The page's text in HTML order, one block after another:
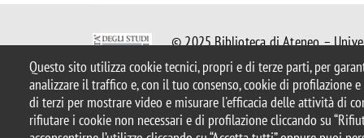
Questo sito utilizza cookie tecnici, propri e di terze parti, per
analizzare il traffico e, con il tuo consenso, cookie di profilazione
di terzi per mostrare video e misurare l'efficacia delle attività di
rifiutare i cookie non necessari e di profilazione cliccando su
© 2025 Biblioteca di Ateneo –
Piazza dell'Ateneo Nuovo, 1 - 20126,
Casella PEC:
P.I. 12621570154 |